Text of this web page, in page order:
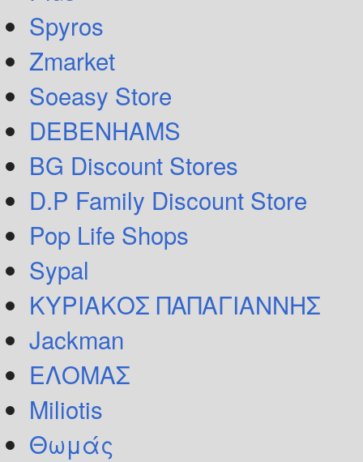
Spyros
Zmarket
Soeasy Store
DEBENHAMS
BG Discount Stores
D.P Family Discount Store
Pop Life Shops
Sypal
ΚΥΡΙΑΚΟΣ ΠΑΠΑΓΙΑΝΝΗΣ
Jackman
ΕΛΟΜΑΣ
Miliotis
Θωμάς